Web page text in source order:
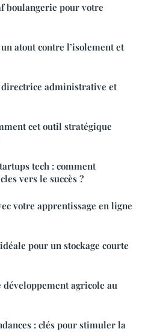
boulangerie pour votre
atout contre l’isolement et
administrative et
cet outil stratégique
tech : comment
vers le succès ?
votre apprentissage en ligne
pour un stockage courte
agricole au
: clés pour stimuler la